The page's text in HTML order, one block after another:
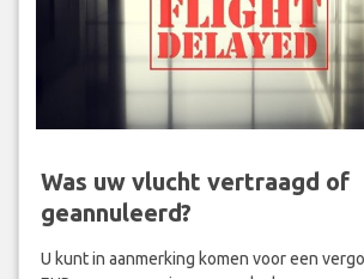
Was uw vlucht vertraagd of
geannuleerd?
U kunt in aanmerking komen voor een